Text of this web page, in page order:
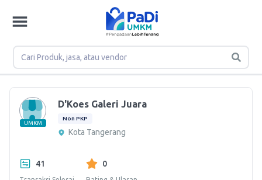
UMKM
D'Koes Galeri Juara
Non PKP
Kota Tangerang
41 0